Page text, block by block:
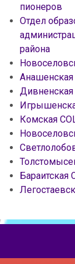
пионеров
Отдел
района
Комская